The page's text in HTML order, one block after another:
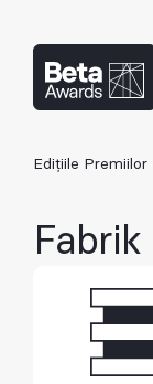
Edițiile Premiilor
Fabrik